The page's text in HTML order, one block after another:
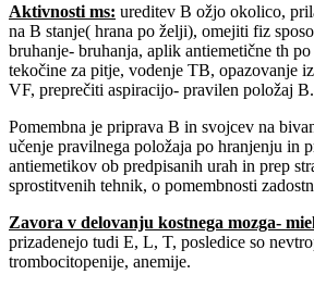
Aktivnosti ms: ureditev B ožjo okolico,
na B stanje( hrana po želji), omejiti fiz
bruhanje- bruhanja, aplik antiemetične th
tekočine za pitje, vodenje TB, opazovanje
VF, preprečiti aspiracijo- pravilen položaj B.
Pomembna je priprava B in svojcev na
učenje pravilnega položaja po hranjenju in
antiemetikov ob predpisanih urah in prep
sprostitvenih tehnik, o pomembnosti
Zavora v delovanju kostnega mozga-
prizadenejo tudi E, L, T, posledice so
trombocitopenije, anemije.